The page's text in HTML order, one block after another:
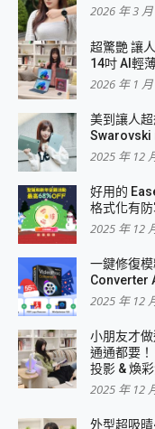
2026 年 3
超驚艷 讓
14吋 AI輕
2026 年 1
美到讓人
Swarovski
2025 年 12
好用的
格式化有
2025 年 12
一鍵修復
Converter
2025 年 12
小朋友才
通通都要
投影 & 煥
2025 年 12
外型超吸